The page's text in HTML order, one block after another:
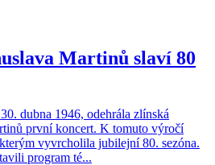
Martinů slaví 80
dubna 1946, odehrála zlínská
první koncert. K tomuto výročí
vyvrcholila jubilejní 80. sezóna.
program té...